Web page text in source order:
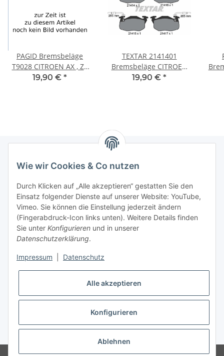
PAGID Bremsbeläge
T9028 CITROEN AX , ZX
(N2) Break SAXO +
19,90 € *
TEXTAR 2141401
Bremsbeläge CITROEN
AX (ZA-_) C15 ZX (N2)19,90 € *
Bitte senden Sie mir entsprechend Ihrer
Datenschutzerklärungregelmäßig und jederzeit widerruflich
Informationen zu Ihrem Produktsortiment per E-Mail zu.
Gesetzliche Informationen
* Alle Preise inkl. gesetzlicher USt., zzgl.Versand
Wie wir Cookies & Co nutzen
Durch Klicken auf „Alle akzeptieren“ gestatten Sie den
Einsatz folgender Dienste auf unserer Website: YouTube,
Vimeo. Sie können die Einstellung jederzeit ändern
(Fingerabdruck-Icon links unten). Weitere Details finden
Sie unter Konfigurieren und in unserer
Datenschutzerklärung.
Impressum Datenschutz
Alle akzeptieren
Konfigurieren
Ablehnen